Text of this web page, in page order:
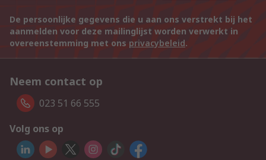
De persoonlijke gegevens die u aan ons verstrekt bij het
aanmelden voor deze mailinglijst worden verwerkt in
overeenstemming met ons privacybeleid.
Neem contact op
023 51 66 555
Volg ons op